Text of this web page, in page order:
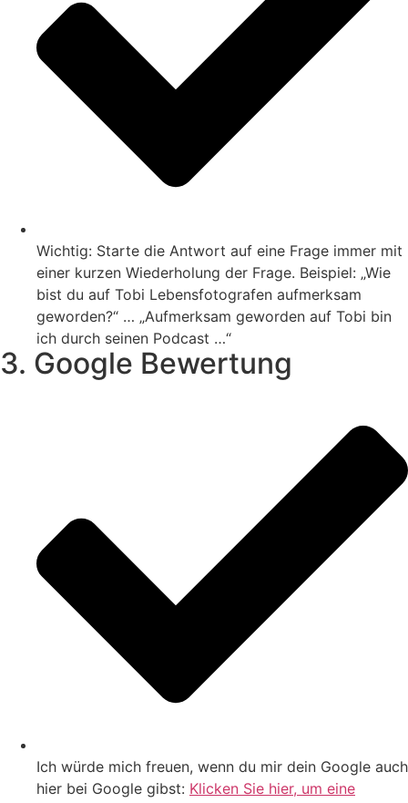
Wichtig: Starte die Antwort auf eine Frage immer mit
einer kurzen Wiederholung der Frage. Beispiel: „Wie
bist du auf Tobi Lebensfotografen aufmerksam
geworden?“ … „Aufmerksam geworden auf Tobi bin
ich durch seinen Podcast …“
3. Google Bewertung
Ich würde mich freuen, wenn du mir dein Google auch
hier bei Google gibst: Klicken Sie hier, um eine